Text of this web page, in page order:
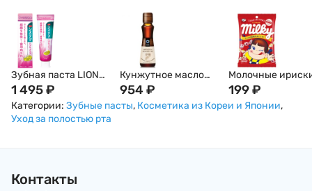
Зубная паста LION
для профилактики
болезней десен с
усиленной
1 495₽
Кунжутное масло
нерафинированное
DAESANG 100%,
954₽
Молочные
Milky из Японии,
г/ 120г
199₽
Категории: Зубные пасты, Косметика из Кореи и Японии,
Уход за полостью рта
Контакты